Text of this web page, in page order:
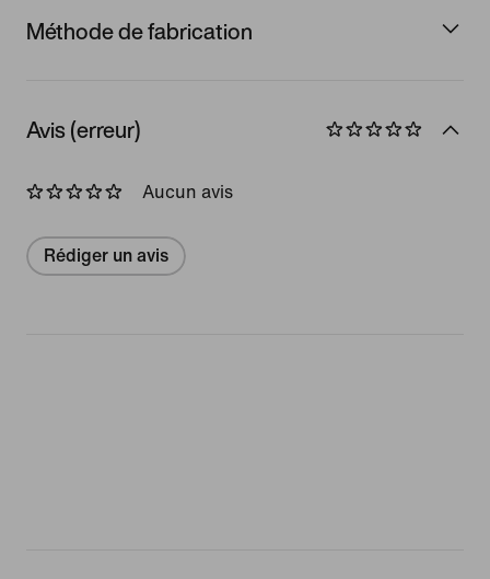
Méthode de fabrication
Avis (erreur)
Aucun avis
Rédiger un avis